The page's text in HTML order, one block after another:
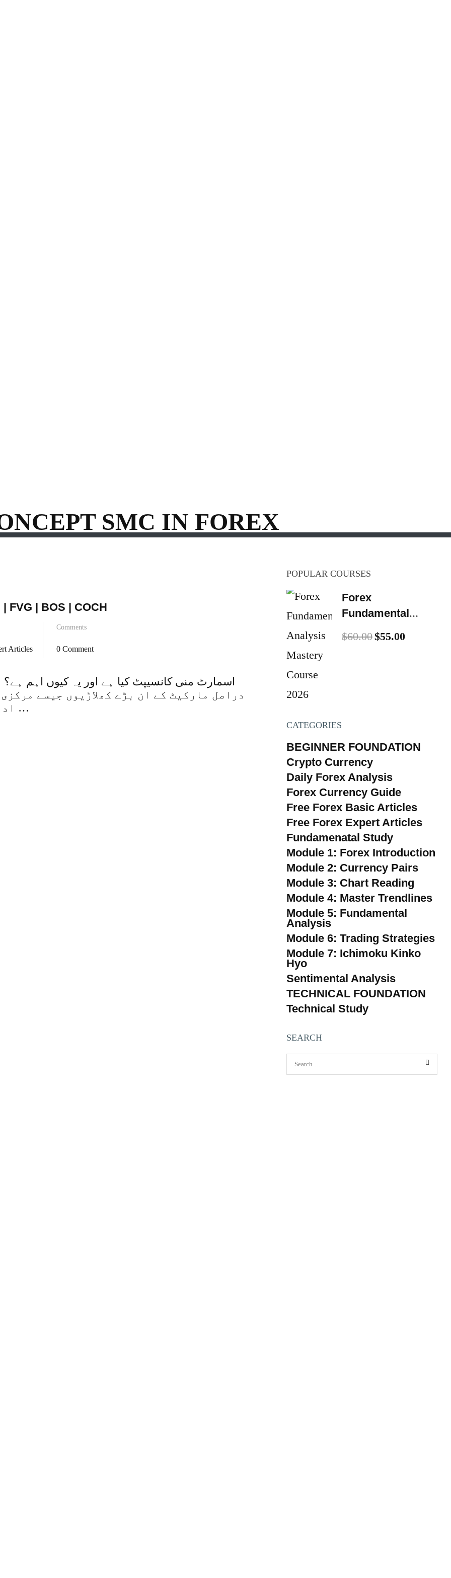
SMC IN FOREX
FVG | BOS | COCH
Articles
Comments
0 Comment
اداروں کی حکمت عملی کو سمجھنے کا نام ہے …
POPULAR COURSES
Forex
Fundamental
Analysis Mastery
Course 2026
$60.00$55.00
CATEGORIES
BEGINNER FOUNDATION
Crypto Currency
Daily Forex Analysis
Forex Currency Guide
Free Forex Basic Articles
Free Forex Expert Articles
Fundamenatal Study
Module 1: Forex Introduction
Module 2: Currency Pairs
Module 3: Chart Reading
Module 4: Master Trendlines
Module 5: Fundamental
Analysis
Module 6: Trading Strategies
Module 7: Ichimoku Kinko
Hyo
Sentimental Analysis
TECHNICAL FOUNDATION
Technical Study
SEARCH